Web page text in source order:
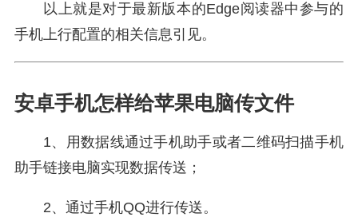
以上就是对于最新版本的Edge阅读器中参与的
手机上行配置的相关信息引见。
安卓手机怎样给苹果电脑传文件
1、用数据线通过手机助手或者二维码扫描手机
助手链接电脑实现数据传送；
2、通过手机QQ进行传送。